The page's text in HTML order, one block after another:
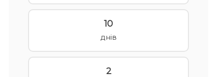
10
днів
2